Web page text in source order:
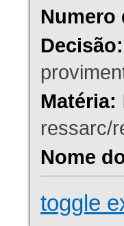
Numero
Decisão:
Matéria:
ressarc/
Nome
toggle